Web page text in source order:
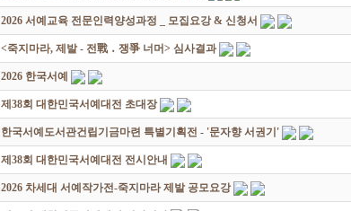
2026 서예교육 전문인력양성과정 _ 모집요강 & 신청서
<죽지마라, 제발 - 전戰 ․ 쟁爭 너머> 심사결과
2026 한국서예
제38회 대한민국서예대전 초대장
한국서예도서관건립기금마련 특별기획전 - '문자향 서권기'
제38회 대한민국서예대전 전시안내
2026 차세대 서예작가전-죽지마라 제발 공모요강